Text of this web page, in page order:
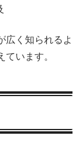
広く知られるよ
います。